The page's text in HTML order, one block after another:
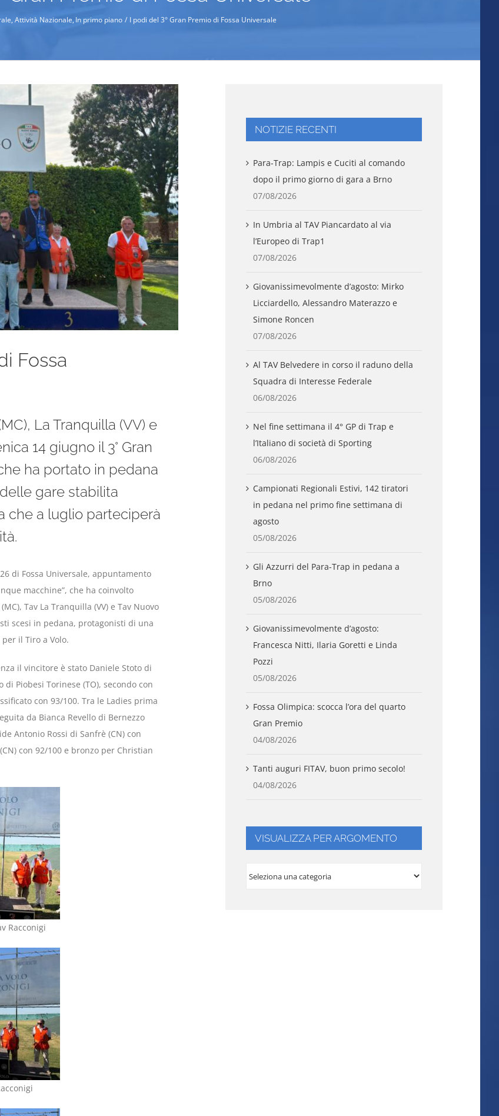
Attività Nazionale In primo piano I podi del 3° Gran Premio di Fossa Universale
Fossa
La Tranquilla (VV) e
14 giugno il 3° Gran
ha portato in pedana
gare stabilita
che a luglio parteciperà
di Fossa Universale, appuntamento
macchine”, che ha coinvolto
Tav La Tranquilla (VV) e Tav Nuovo
scesi in pedana, protagonisti di una
il Tiro a Volo.
il vincitore è stato Daniele Stoto di
Piobesi Torinese (TO), secondo con
con 93/100. Tra le Ladies prima
da Bianca Revello di Bernezzo
Antonio Rossi di Sanfrè (CN) con
con 92/100 e bronzo per Christian
Racconigi
NOTIZIE RECENTI
Para-Trap: Lampis e Cuciti al comando
dopo il primo giorno di gara a Brno
07/08/2026
In Umbria al TAV Piancardato al via
l’Europeo di Trap1
07/08/2026
Giovanissimevolmente d’agosto: Mirko
Licciardello, Alessandro Materazzo e
Simone Roncen
07/08/2026
Al TAV Belvedere in corso il raduno della
Squadra di Interesse Federale
06/08/2026
Nel fine settimana il 4° GP di Trap e
l’Italiano di società di Sporting
06/08/2026
Campionati Regionali Estivi, 142 tiratori
in pedana nel primo fine settimana di
agosto
05/08/2026
Gli Azzurri del Para-Trap in pedana a
Brno
05/08/2026
Giovanissimevolmente d’agosto:
Francesca Nitti, Ilaria Goretti e Linda
Pozzi
05/08/2026
Fossa Olimpica: scocca l’ora del quarto
Gran Premio
04/08/2026
Tanti auguri FITAV, buon primo secolo!
04/08/2026
VISUALIZZA PER ARGOMENTO